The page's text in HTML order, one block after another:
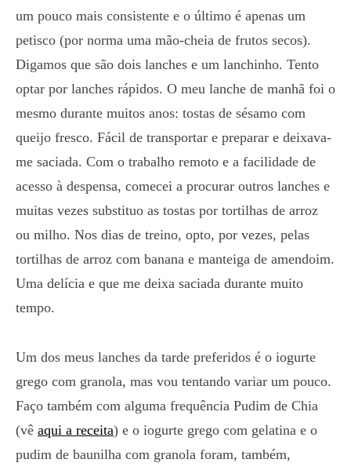
um pouco mais consistente e o último é apenas um
petisco (por norma uma mão-cheia de frutos secos).
Digamos que são dois lanches e um lanchinho. Tento
optar por lanches rápidos. O meu lanche de manhã foi o
mesmo durante muitos anos: tostas de sésamo com
queijo fresco. Fácil de transportar e preparar e deixava-
me saciada. Com o trabalho remoto e a facilidade de
acesso à despensa, comecei a procurar outros lanches e
muitas vezes substituo as tostas por tortilhas de arroz
ou milho. Nos dias de treino, opto, por vezes, pelas
tortilhas de arroz com banana e manteiga de amendoim.
Uma delícia e que me deixa saciada durante muito
tempo.
Um dos meus lanches da tarde preferidos é o iogurte
grego com granola, mas vou tentando variar um pouco.
Faço também com alguma frequência Pudim de Chia
(vê aqui a receita) e o iogurte grego com gelatina e o
pudim de baunilha com granola foram, também,